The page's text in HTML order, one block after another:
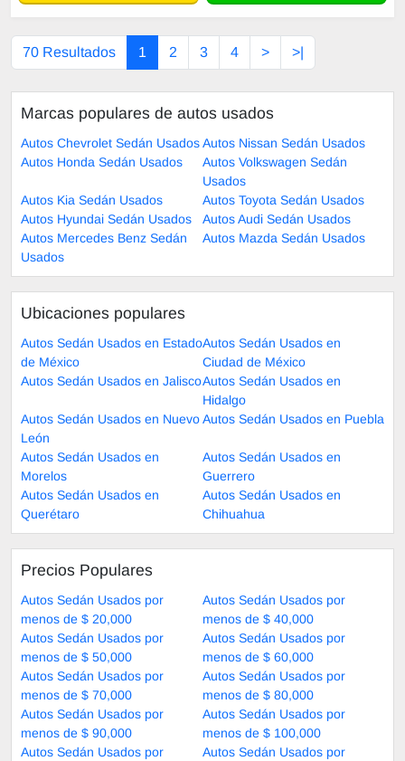
70 Resultados 1 2 3 4 > >|
Marcas populares de autos usados
Autos Chevrolet Sedán UsadosAutos Nissan Sedán Usados
Autos Honda Sedán Usados
Autos Volkswagen Sedán
Usados
Autos Kia Sedán Usados
Autos Toyota Sedán Usados
Autos Hyundai Sedán Usados
Autos Audi Sedán Usados
Autos Mercedes Benz Sedán
Usados
Autos Mazda Sedán Usados
Ubicaciones populares
Autos Sedán Usados en Estado
de México
Autos Sedán Usados en
Ciudad de México
Autos Sedán Usados en JaliscoAutos Sedán Usados en
Hidalgo
Autos Sedán Usados en Nuevo
León
Autos Sedán Usados en Puebla
Autos Sedán Usados en
Morelos
Autos Sedán Usados en
Guerrero
Autos Sedán Usados en
Querétaro
Autos Sedán Usados en
Chihuahua
Precios Populares
Autos Sedán Usados por
menos de $ 20,000
Autos Sedán Usados por
menos de $ 40,000
Autos Sedán Usados por
menos de $ 50,000
Autos Sedán Usados por
menos de $ 60,000
Autos Sedán Usados por
menos de $ 70,000
Autos Sedán Usados por
menos de $ 80,000
Autos Sedán Usados por
menos de $ 90,000
Autos Sedán Usados por
menos de $ 100,000
Autos Sedán Usados por
Autos Sedán Usados por